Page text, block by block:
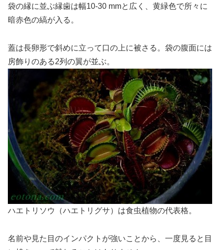
袋の縁に並ぶ縁歯は幅10-30 mmと広く、黄緑色で所々に
暗赤色の縞が入る。
蓋は長卵形で斜めに立って口の上に被さる。袋の腹面には
房飾りのある2列の翼が並ぶ。
ハエトリソウ（ハエトリグサ）は食虫植物の代表格。
名前や見た目のインパクトが強いことから、一度見ると目